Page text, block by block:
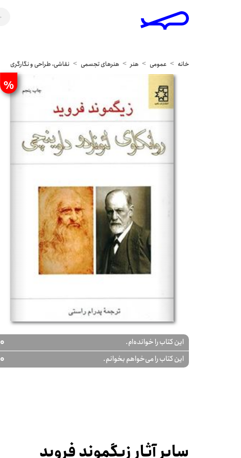
خانه عمومی هنر هنرهای تجسمی نقاشی، طراحی و نگارگری
%
این کتاب را خوانده‌ام. 0
این کتاب را می‌خواهم بخوانم. 0
سایر آثار زیگموند فروید